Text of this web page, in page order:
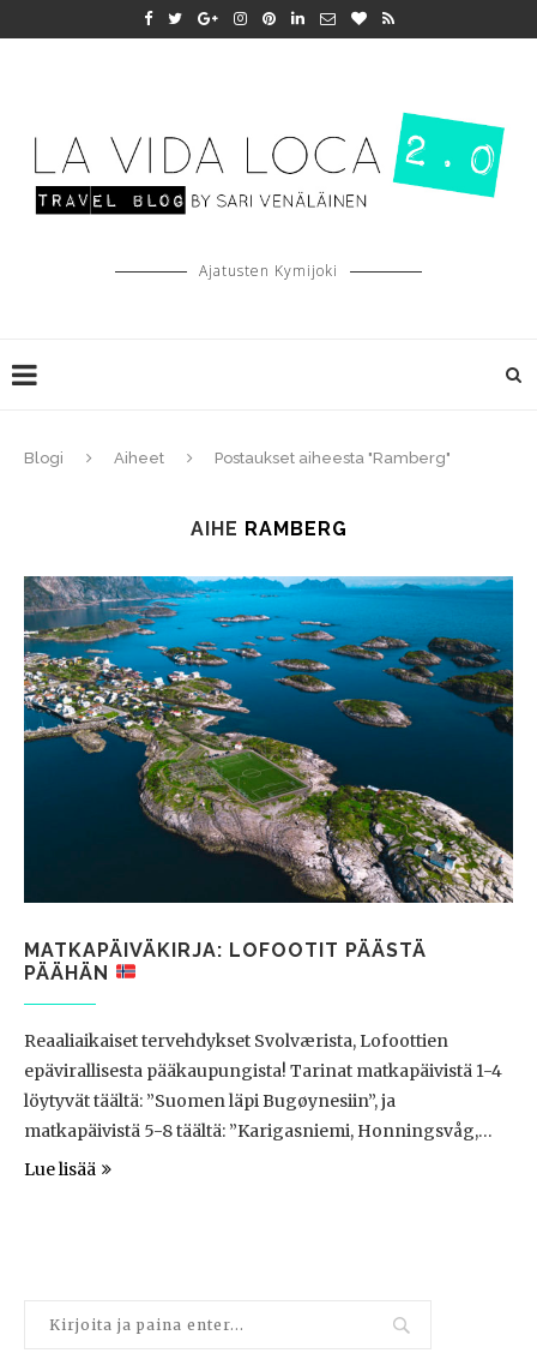
Ajatusten Kymijoki
Blogi Aiheet Postaukset aiheesta "Ramberg"
AIHE RAMBERG
MATKAPÄIVÄKIRJA: LOFOOTIT PÄÄSTÄ
PÄÄHÄN
Reaaliaikaiset tervehdykset Svolværista, Lofoottien
epävirallisesta pääkaupungista! Tarinat matkapäivistä 1-4
löytyvät täältä: ”Suomen läpi Bugøynesiin”, ja
matkapäivistä 5-8 täältä: ”Karigasniemi, Honningsvåg,…
Lue lisää